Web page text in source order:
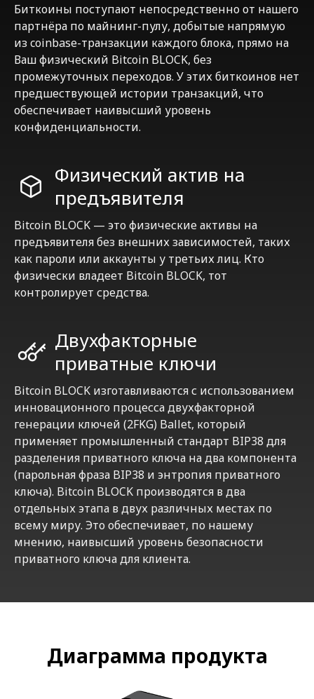
Биткоины поступают непосредственно от нашего
партнёра по майнинг-пулу, добытые напрямую
из coinbase-транзакции каждого блока, прямо на
Ваш физический Bitcoin BLOCK, без
промежуточных переходов. У этих биткоинов нет
предшествующей истории транзакций, что
обеспечивает наивысший уровень
конфиденциальности.
Физический актив на
предъявителя
Bitcoin BLOCK — это физические активы на
предъявителя без внешних зависимостей, таких
как пароли или аккаунты у третьих лиц. Кто
физически владеет Bitcoin BLOCK, тот
контролирует средства.
Двухфакторные
приватные ключи
Bitcoin BLOCK изготавливаются с использованием
инновационного процесса двухфакторной
генерации ключей (2FKG) Ballet, который
применяет промышленный стандарт BIP38 для
разделения приватного ключа на два компонента
(парольная фраза BIP38 и энтропия приватного
ключа). Bitcoin BLOCK производятся в два
отдельных этапа в двух различных местах по
всему миру. Это обеспечивает, по нашему
мнению, наивысший уровень безопасности
приватного ключа для клиента.
Диаграмма продукта